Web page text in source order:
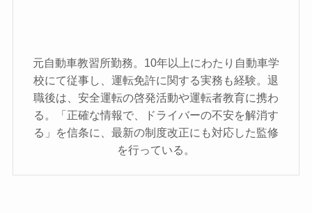
元自動車教習所勤務。10年以上にわたり自動車学
校にて従事し、運転免許に関する実務も経験。退
職後は、安全運転の啓発活動や運転者教育に携わ
る。「正確な情報で、ドライバーの不安を解消す
る」を信条に、最新の制度改正にも対応した監修
を行っている。